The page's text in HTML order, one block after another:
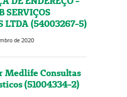
SERVIÇOS
LTDA (54003267-5)
de 2020
Medlife Consultas
(51004334-2)